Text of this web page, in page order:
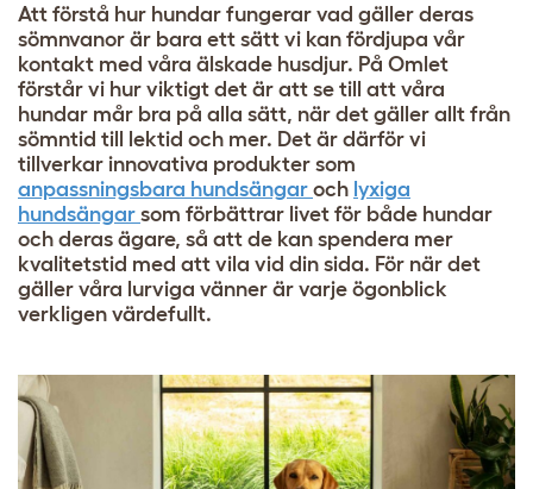
Att förstå hur hundar fungerar vad gäller deras
sömnvanor är bara ett sätt vi kan fördjupa vår
kontakt med våra älskade husdjur. På Omlet
förstår vi hur viktigt det är att se till att våra
hundar mår bra på alla sätt, när det gäller allt från
sömntid till lektid och mer. Det är därför vi
tillverkar innovativa produkter som
anpassningsbara hundsängar och lyxiga
hundsängar som förbättrar livet för både hundar
och deras ägare, så att de kan spendera mer
kvalitetstid med att vila vid din sida. För när det
gäller våra lurviga vänner är varje ögonblick
verkligen värdefullt.